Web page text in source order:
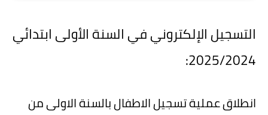
التسجيل الإلكتروني في السنة الأولى ابتدائي
2025/2024:
انطلاق عملية تسجيل الاطفال بالسنة الاولى من